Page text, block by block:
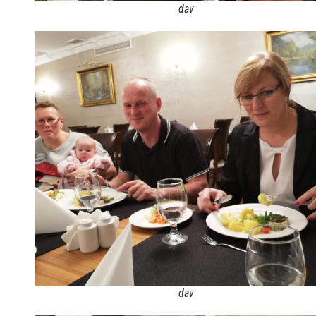
dav
dav